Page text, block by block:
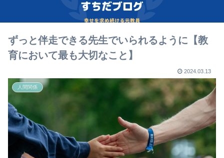
ずっと伴走できる先生でいられるように【教
育において最も大切なこと】
2024.03.13
人間関係